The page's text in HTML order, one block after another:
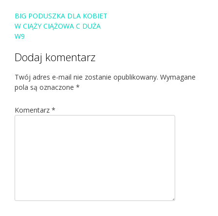
Post
navigation
BIG PODUSZKA DLA KOBIET
W CIĄŻY CIĄŻOWA C DUŻA
W9
Dodaj komentarz
Twój adres e-mail nie zostanie opublikowany. Wymagane
pola są oznaczone *
Komentarz *